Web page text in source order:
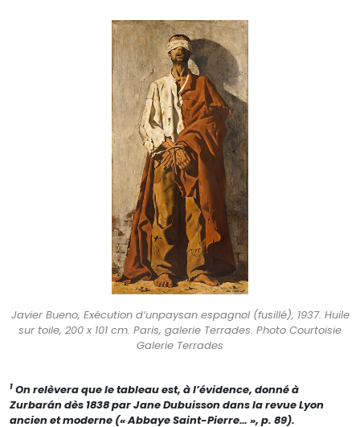
Javier Bueno, Exécution d’unpaysan espagnol (fusillé), 1937. Huile
sur toile, 200 x 101 cm. Paris, galerie Terrades. Photo Courtoisie
Galerie Terrades
1 On relèvera que le tableau est, à l’évidence, donné à
Zurbarán dès 1838 par Jane Dubuisson dans la revueLyon
ancien et moderne (« Abbaye Saint-Pierre… », p. 89).